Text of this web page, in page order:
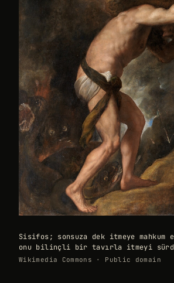
Sisifos; sonsuza dek itmeye mahkum
onu bilinçli bir tavırla itmeyi
Wikimedia Commons · Public domain